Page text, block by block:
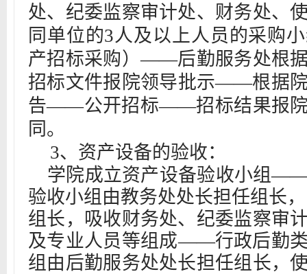
处、纪委监察审计处、财务处、
同单位的3人及以上人员的采购
产招标采购）——后勤服务处根
招标文件报院领导批示——根据
告——公开招标——招标结果报
同。
3、资产设备的验收：
学院成立资产设备验收小组
验收小组由教务处处长担任组长
组长，吸收财务处、纪委监察审
及专业人员等组成——行政后勤
组由后勤服务处处长担任组长，